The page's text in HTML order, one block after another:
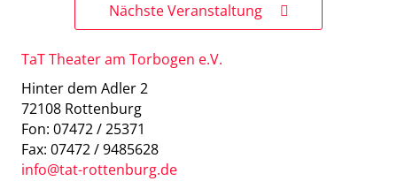
Nächste Veranstaltung
TaT Theater am Torbogen e.V.
Hinter dem Adler 2
72108 Rottenburg
Fon: 07472 / 25371
Fax: 07472 / 9485628
info@tat-rottenburg.de